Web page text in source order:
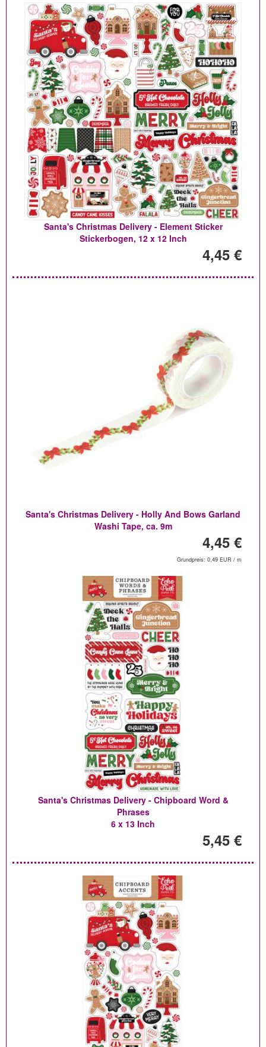
Santa's Christmas Delivery - Element Sticker
Stickerbogen, 12 x 12 Inch
4,45 €
Santa's Christmas Delivery - Holly And Bows Garland
Washi Tape, ca. 9m
4,45 €
Grundpreis: 0,49 EUR / m
Santa's Christmas Delivery - Chipboard Word &
Phrases
6 x 13 Inch
5,45 €